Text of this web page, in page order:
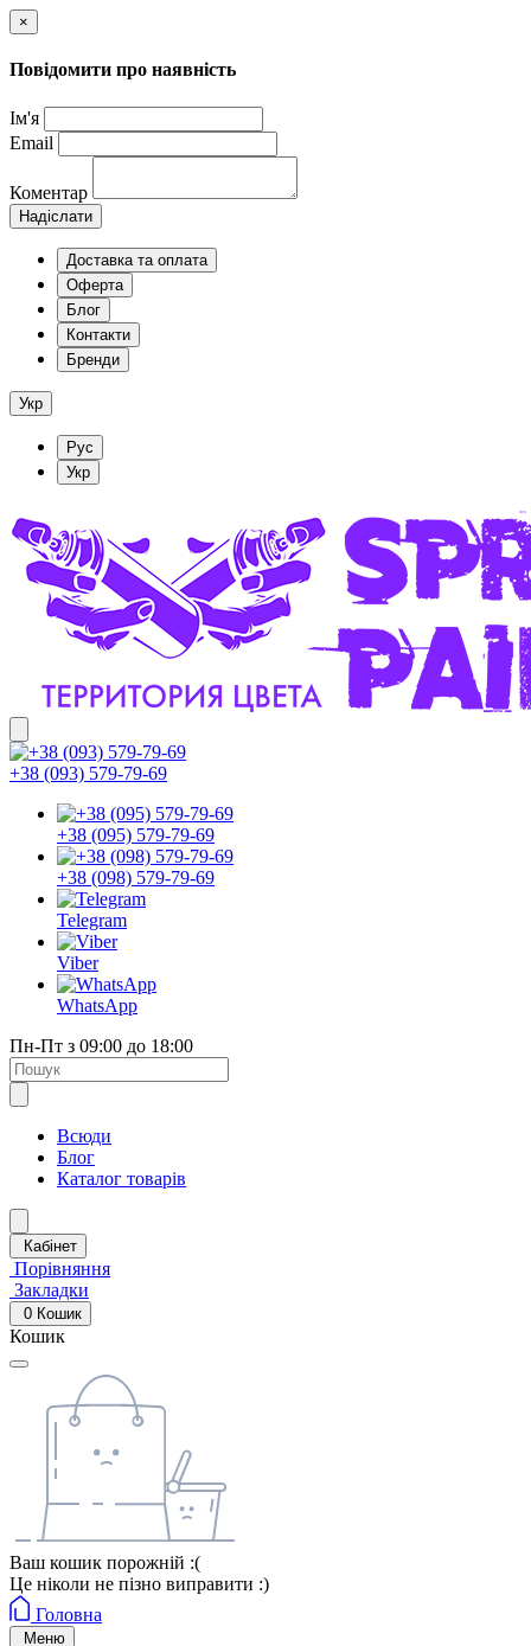
×
Повідомити про наявність
Ім'я
Email
Коментар
Надіслати
Доставка та оплата
Оферта
Блог
Контакти
Бренди
Укр
Рус
Укр
+38 (093) 579-79-69
+38 (095) 579-79-69
+38 (098) 579-79-69
Telegram
Viber
WhatsApp
Пн-Пт з 09:00 до 18:00
Всюди
Блог
Каталог товарів
Кабінет
Порівняння
Закладки
0 Кошик
Кошик
Ваш кошик порожній :(
Це ніколи не пізно виправити :)
Головна
Меню